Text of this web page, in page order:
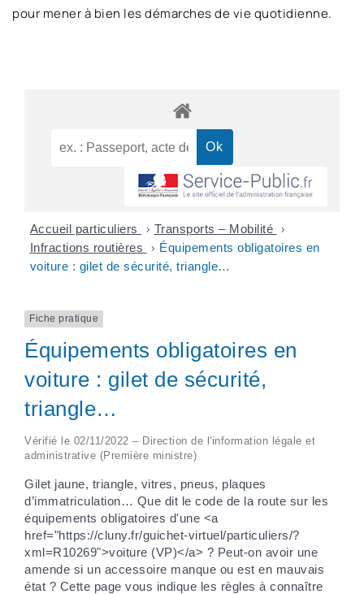
pour mener à bien les démarches de vie quotidienne.
Accueil particuliers > Transports – Mobilité >
Infractions routières > Équipements obligatoires en
voiture : gilet de sécurité, triangle…
Fiche pratique
Équipements obligatoires en
voiture : gilet de sécurité,
triangle…
Vérifié le 02/11/2022 – Direction de l'information légale et
administrative (Première ministre)
Gilet jaune, triangle, vitres, pneus, plaques
d’immatriculation… Que dit le code de la route sur les
équipements obligatoires d'une <a
href="https://cluny.fr/guichet-virtuel/particuliers/?
xml=R10269">voiture (VP)</a> ? Peut-on avoir une
amende si un accessoire manque ou est en mauvais
état ? Cette page vous indique les règles à connaître